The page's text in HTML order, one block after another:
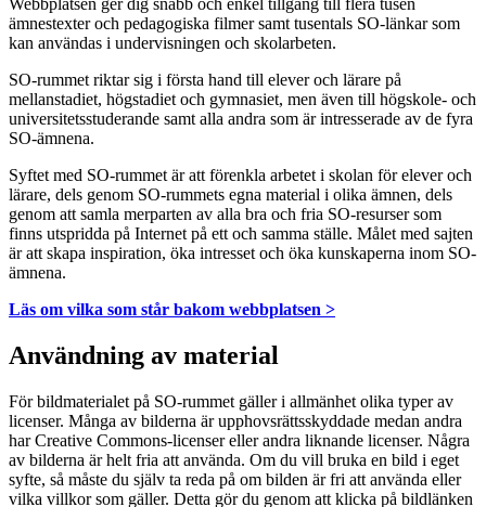
Webbplatsen ger dig snabb och enkel tillgång till flera tusen
ämnestexter och pedagogiska filmer samt tusentals SO-länkar som
kan användas i undervisningen och skolarbeten.
SO-rummet riktar sig i första hand till elever och lärare på
mellanstadiet, högstadiet och gymnasiet, men även till högskole- och
universitetsstuderande samt alla andra som är intresserade av de fyra
SO-ämnena.
Syftet med SO-rummet är att förenkla arbetet i skolan för elever och
lärare, dels genom SO-rummets egna material i olika ämnen, dels
genom att samla merparten av alla bra och fria SO-resurser som
finns utspridda på Internet på ett och samma ställe. Målet med sajten
är att skapa inspiration, öka intresset och öka kunskaperna inom SO-
ämnena.
Läs om vilka som står bakom webbplatsen >
Användning av material
För bildmaterialet på SO-rummet gäller i allmänhet olika typer av
licenser. Många av bilderna är upphovsrättsskyddade medan andra
har Creative Commons-licenser eller andra liknande licenser. Några
av bilderna är helt fria att använda. Om du vill bruka en bild i eget
syfte, så måste du själv ta reda på om bilden är fri att använda eller
vilka villkor som gäller. Detta gör du genom att klicka på bildlänken